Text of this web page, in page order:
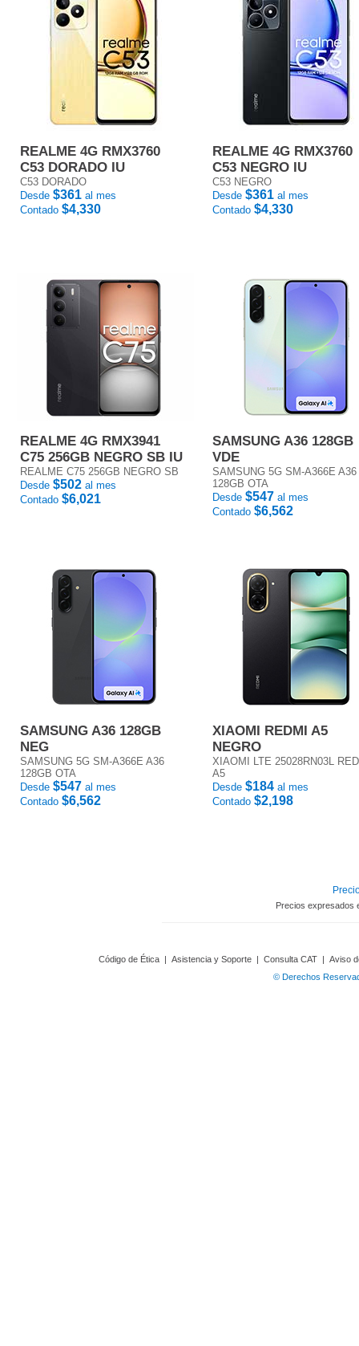
REALME 4G RMX3760
C53 DORADO IU
C53 DORADO
Desde $361 al mes
Contado $4,330
REALME 4G RMX3760
C53 NEGRO IU
C53 NEGRO
Desde $361 al mes
Contado $4,330
REALME 4G RMX3941
C75 256GB NEGRO SB IU
REALME C75 256GB NEGRO SB
Desde $502 al mes
Contado $6,021
SAMSUNG A36 128GB
VDE
SAMSUNG 5G SM-A366E A36
128GB OTA
Desde $547 al mes
Contado $6,562
SAMSUNG A36 128GB
NEG
SAMSUNG 5G SM-A366E A36
128GB OTA
Desde $547 al mes
Contado $6,562
XIAOMI REDMI A5
NEGRO
XIAOMI LTE 25028RN03L
A5
Desde $184 al mes
Contado $2,198
Precios expresados
Código de Ética | Asistencia y Soporte | Consulta CAT | Aviso
© Derechos